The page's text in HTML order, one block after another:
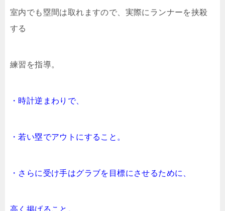
室内でも塁間は取れますので、実際にランナーを挟殺
する
練習を指導。
・時計逆まわりで、
・若い塁でアウトにすること。
・さらに受け手はグラブを目標にさせるために、
高く掲げること。